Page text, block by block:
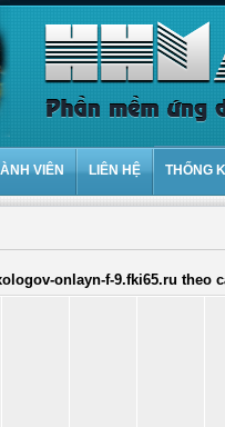
VIÊN LIÊN HỆ THỐNG
onlayn-f-9.fki65.ru theo